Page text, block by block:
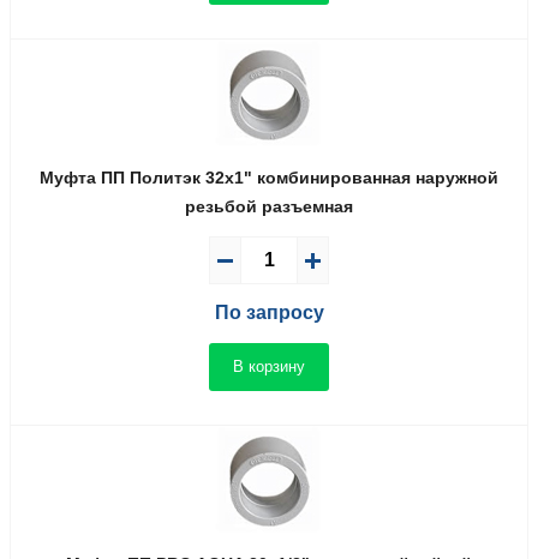
Муфта ПП Политэк 32x1" комбинированная наружной
резьбой разъемная
По запросу
В корзину